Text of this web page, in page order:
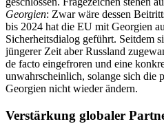
Georgien: Zwar wäre dessen
bis 2024 hat die EU mit Georgien
Sicherheitsdialog ge­führt. Seitdem
jüngerer Zeit aber Russland
de facto eingefroren und eine
unwahrscheinlich, solange sich die
Georgien nicht wie­der ändern.
Verstärkung globaler